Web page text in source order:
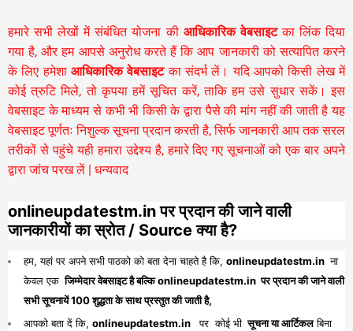
हमारे सभी लेखों में संबंधित योजना की आधिकारिक वेबसाइटका लिंक दिया
गया है, और हम आपसे अनुरोध करते हैं कि आप जानकारी को सत्यापित करने
के लिए हमेशा आधिकारिक वेबसाइटका संदर्भ लें। यदि आपको किसी लेख में
कोई त्रुटि मिले, तो कृपया हमें सूचित करें, ताकि हम उसे सुधार सकें। इस
वेबसाइट के माध्यम से कभी भी किसी के द्वारा पैसे की मांग नहीं की जाती है यह
वेबसाइट पूर्णतः निशुल्क सूचना प्रदान करती है,सिर्फ जानकारी आप तक सरल
तरीकों से पहुंचे यही हमारा उद्देश्य है, हमारे दिए गए सूचनाओं को एक बार अपने
द्वारा जांच परख लें | धन्यवाद
onlineupdatestm.in पर प्रदान की जाने वाली
जानकारीयों का स्रोत / Source क्या है?
हम, यहां पर अपने सभी पाठको को बता देना चाहते है कि, onlineupdatestm.in ना
केवल एक जिम्मेदार वेबसाइट है बल्कि onlineupdatestm.in पर प्रदान की जाने वाली
सभी सूचनायें 100 शुद्धता के साथ प्रस्तुत की जाती है,
आपको बता दें कि, onlineupdatestm.in पर कोई भी सूचना या आर्टिकलबिना